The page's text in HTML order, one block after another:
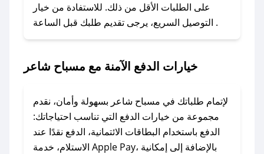
### كيفية استخدام كود خصم مسباح شاعر؟
1. انسخ كود الخصم من تطبيق صحصح.
2. الصقه في خانة الدفع عند التسوق من مسباح
لا تقلق! يمكنك التواصل مع فريق دعم صحصح عبر
الرسائل الخاصة على تويتر أو البريد الإلكتروني،
وسنقوم بحل المشكلة في أسرع وقت ممكن.
على الطلبات الأقل من ذلك. للاستفادة من خيار
التوصيل السريع، يرجى تقديم طلبك قبل الساعة .
خيارات الدفع الآمنة مع مسباح شاعر
لإتمام طلباتك في مسباح شاعر بسهولة وأمان، نقدم
مجموعة من خيارات الدفع التي تناسب احتياجاتك:
الدفع باستخدام البطاقات الائتمانية، الدفع نقدًا عند
الاستلام، خدمة Apple Pay، بالإضافة إلى إمكانية